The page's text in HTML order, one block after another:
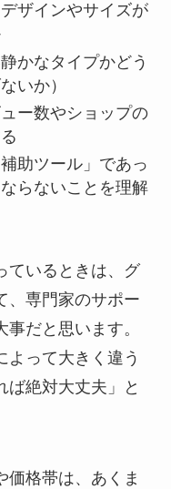
ザインやサイズが
かなタイプかどう
いか）
ー数やショップの
助ツール」であっ
らないことを理解
ているときは、グ
、専門家のサポー
だと思います。
よって大きく違う
ば絶対大丈夫」と
価格帯は、あくま